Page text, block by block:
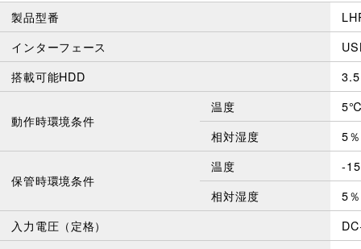
製品型番
インターフェース
搭載可能HDD
動作時環境条件
温度
相対湿度
5
保管時環境条件
温度
-
相対湿度
5
入力電圧（定格）